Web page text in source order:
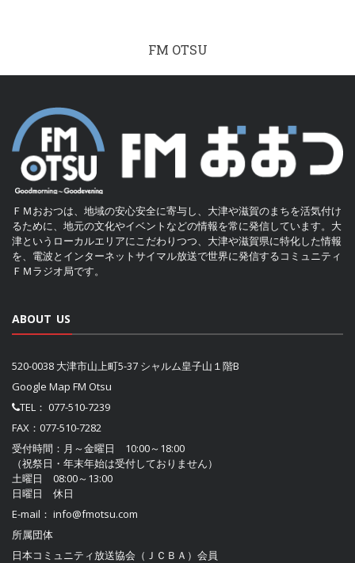
FM OTSU
ＦＭおおつは、地域の安心安全に寄与し、大津や滋賀のまちを活気付け
るために、地元の文化やイベントなどの情報を常に発信しています。大
津というローカルエリアにこだわりつつ、大津や滋賀県に特化した情報
を、電波とインターネットサイマル放送で世界に発信するコミュニティ
ＦＭラジオ局です。
ABOUT US
520-0038 大津市山上町5-37 シャルム皇子山１階B
Google Map FM Otsu
TEL： 077-510-7239
FAX：077-510-7282
受付時間：月～金曜日 10:00～18:00
（祝祭日・年末年始は受付しておりません）
土曜日 08:00～13:00
日曜日 休日
E-mail： info@fmotsu.com
所属団体
日本コミュニティ放送協会（ＪＣＢＡ） 会員